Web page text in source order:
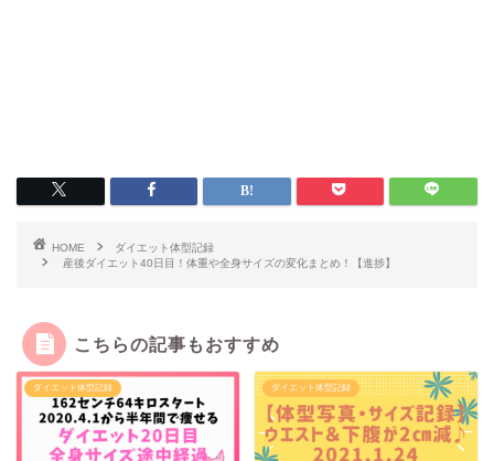
HOME
ダイエット体型記録
産後ダイエット40日目！体重や全身サイズの変化まとめ！【進捗】
こちらの記事もおすすめ
ダイエット体型記録 ダイエット体型記録